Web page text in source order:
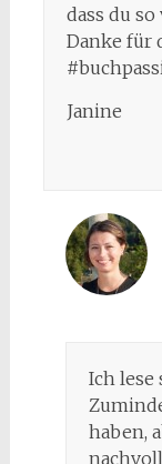
dass du
Danke für
Janine
Ich lese
haben,